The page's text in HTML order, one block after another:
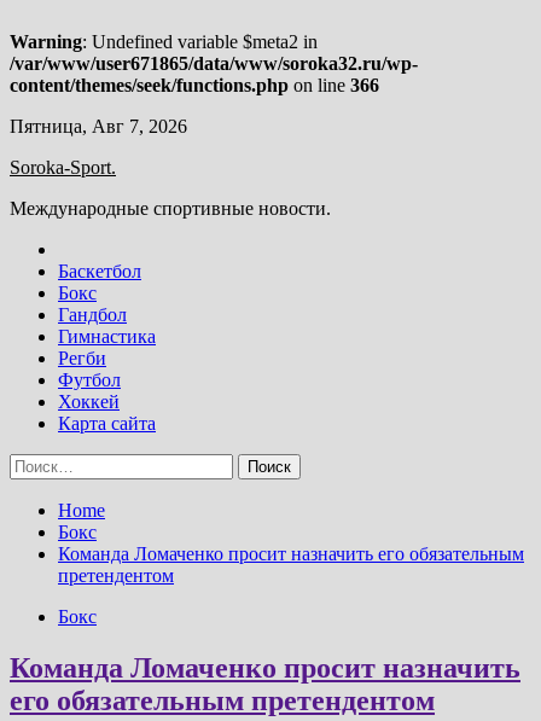
Warning: Undefined variable $meta2 in
/var/www/user671865/data/www/soroka32.ru/wp-
content/themes/seek/functions.php on line 366
Skip
content
Пятница, Авг 7, 2026
Soroka-Sport.
Международные спортивные новости.
Баскетбол
Бокс
Гандбол
Гимнастика
Регби
Футбол
Хоккей
Карта сайта
Найти:
Home
Бокс
Команда Ломаченко просит назначить его обязательным
претендентом
Бокс
Команда Ломаченко просит назначить
его обязательным претендентом